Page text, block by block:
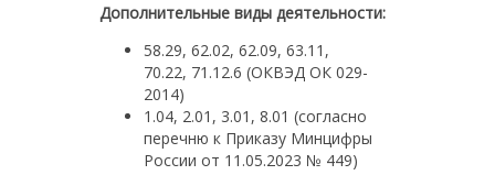
Дополнительные виды деятельности:
58.29, 62.02, 62.09, 63.11,
70.22, 71.12.6 (ОКВЭД ОК 029-
2014)
1.04, 2.01, 3.01, 8.01 (согласно
перечню к Приказу Минцифры
России от 11.05.2023 № 449)